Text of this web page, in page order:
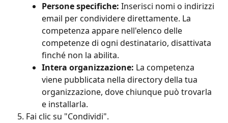
Persone specifiche: Inserisci nomi o indirizzi
email per condividere direttamente. La
competenza appare nell'elenco delle
competenze di ogni destinatario, disattivata
finché non la abilita.
Intera organizzazione: La competenza
viene pubblicata nella directory della tua
organizzazione, dove chiunque può trovarla
e installarla.
Fai clic su "Condividi".